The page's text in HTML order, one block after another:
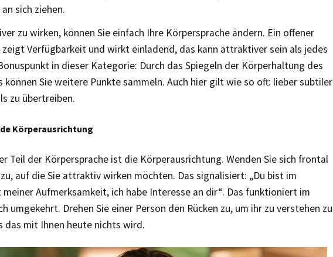
sich ziehen.
zu wirken, können Sie einfach Ihre Körpersprache ändern. Ein offener
zeigt Verfügbarkeit und wirkt einladend, das kann attraktiver sein als jedes
in dieser Kategorie: Durch das Spiegeln der Körperhaltung des
können Sie weitere Punkte sammeln. Auch hier gilt wie so oft: lieber subtiler
zu übertreiben.
Körperausrichtung
Teil der Körpersprache ist die Körperausrichtung. Wenden Sie sich frontal
auf die Sie attraktiv wirken möchten. Das signalisiert: „Du bist im
Aufmerksamkeit, ich habe Interesse an dir“. Das funktioniert im
umgekehrt. Drehen Sie einer Person den Rücken zu, um ihr zu verstehen zu
das mit Ihnen heute nichts wird.